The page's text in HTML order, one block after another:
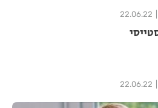
22.06.22
22.06.22